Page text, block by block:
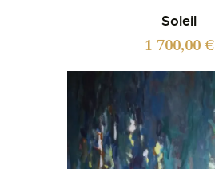
Soleil
1 700,00€